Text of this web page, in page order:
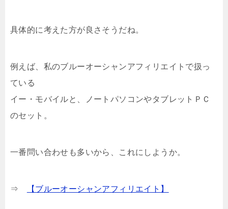
具体的に考えた方が良さそうだね。
例えば、私のブルーオーシャンアフィリエイトで扱っ
ている
イー・モバイルと、ノートパソコンやタブレットＰＣ
のセット。
一番問い合わせも多いから、これにしようか。
⇒ 【ブルーオーシャンアフィリエイト】